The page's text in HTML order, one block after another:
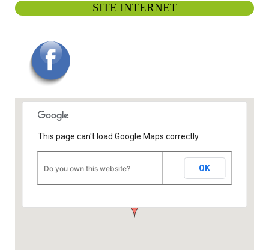
SITE INTERNET
This page can't load Google Maps correctly.
Do you own this website? OK